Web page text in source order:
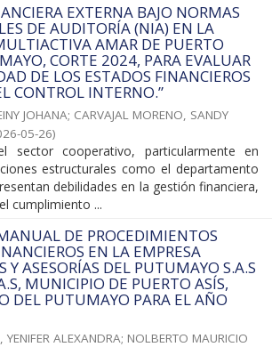
EXTERNA BAJO NORMAS
DE AUDITORÍA (NIA) EN LA
AMAR DE PUERTO
CORTE 2024, PARA EVALUAR
DE LOS ESTADOS FINANCIEROS
CONTROL INTERNO.”
JOHANA; CARVAJAL MORENO, SANDY
05-26)
sector cooperativo, particularmente en
estructurales como el departamento
debilidades en la gestión financiera,
cumplimiento ...
DE PROCEDIMIENTOS
EN LA EMPRESA
Y ASESORÍAS DEL PUTUMAYO S.A.S
MUNICIPIO DE PUERTO ASÍS,
DEL PUTUMAYO PARA EL AÑO
YENIFER ALEXANDRA; NOLBERTO MAURICIO